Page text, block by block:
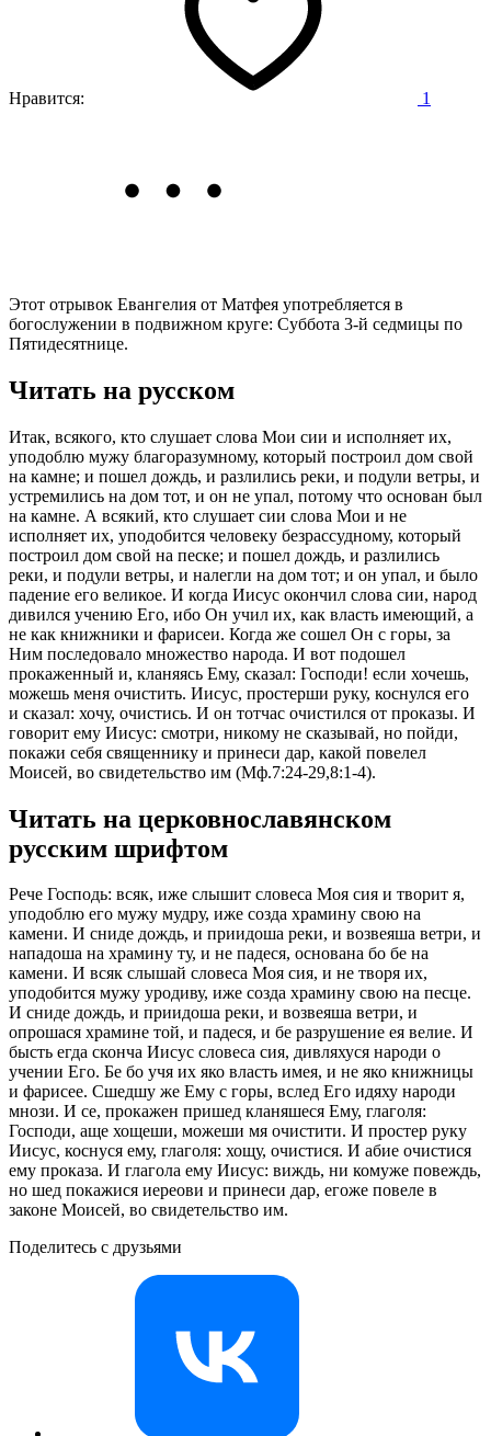
Нравится: 1
Этот отрывок Евангелия от Матфея употребляется в
богослужении в подвижном круге: Суббота 3-й седмицы по
Пятидесятнице.
Читать на русском
Итак, всякого, кто слушает слова Мои сии и исполняет их,
уподоблю мужу благоразумному, который построил дом свой
на камне; и пошел дождь, и разлились реки, и подули ветры, и
устремились на дом тот, и он не упал, потому что основан был
на камне. А всякий, кто слушает сии слова Мои и не
исполняет их, уподобится человеку безрассудному, который
построил дом свой на песке; и пошел дождь, и разлились
реки, и подули ветры, и налегли на дом тот; и он упал, и было
падение его великое. И когда Иисус окончил слова сии, народ
дивился учению Его, ибо Он учил их, как власть имеющий, а
не как книжники и фарисеи. Когда же сошел Он с горы, за
Ним последовало множество народа. И вот подошел
прокаженный и, кланяясь Ему, сказал: Господи! если хочешь,
можешь меня очистить. Иисус, простерши руку, коснулся его
и сказал: хочу, очистись. И он тотчас очистился от проказы. И
говорит ему Иисус: смотри, никому не сказывай, но пойди,
покажи себя священнику и принеси дар, какой повелел
Моисей, во свидетельство им (Мф.7:24-29,8:1-4).
Читать на церковнославянском
русским шрифтом
Рече Господь: всяк, иже слышит словеса Моя сия и творит я,
уподоблю его мужу мудру, иже созда храмину свою на
камени. И сниде дождь, и приидоша реки, и возвеяша ветри, и
нападоша на храмину ту, и не падеся, основана бо бе на
камени. И всяк слышай словеса Моя сия, и не творя их,
уподобится мужу уродиву, иже созда храмину свою на песце.
И сниде дождь, и приидоша реки, и возвеяша ветри, и
опрошася храмине той, и падеся, и бе разрушение ея велие. И
бысть егда сконча Иисус словеса сия, дивляхуся народи о
учении Его. Бе бо учя их яко власть имея, и не яко книжницы
и фарисее. Сшедшу же Ему с горы, вслед Его идяху народи
мнози. И се, прокажен пришед кланяшеся Ему, глаголя:
Господи, аще хощеши, можеши мя очистити. И простер руку
Иисус, коснуся ему, глаголя: хощу, очистися. И абие очистися
ему проказа. И глагола ему Иисус: виждь, ни комуже повеждь,
но шед покажися иереови и принеси дар, егоже повеле в
законе Моисей, во свидетельство им.
Поделитесь с друзьями